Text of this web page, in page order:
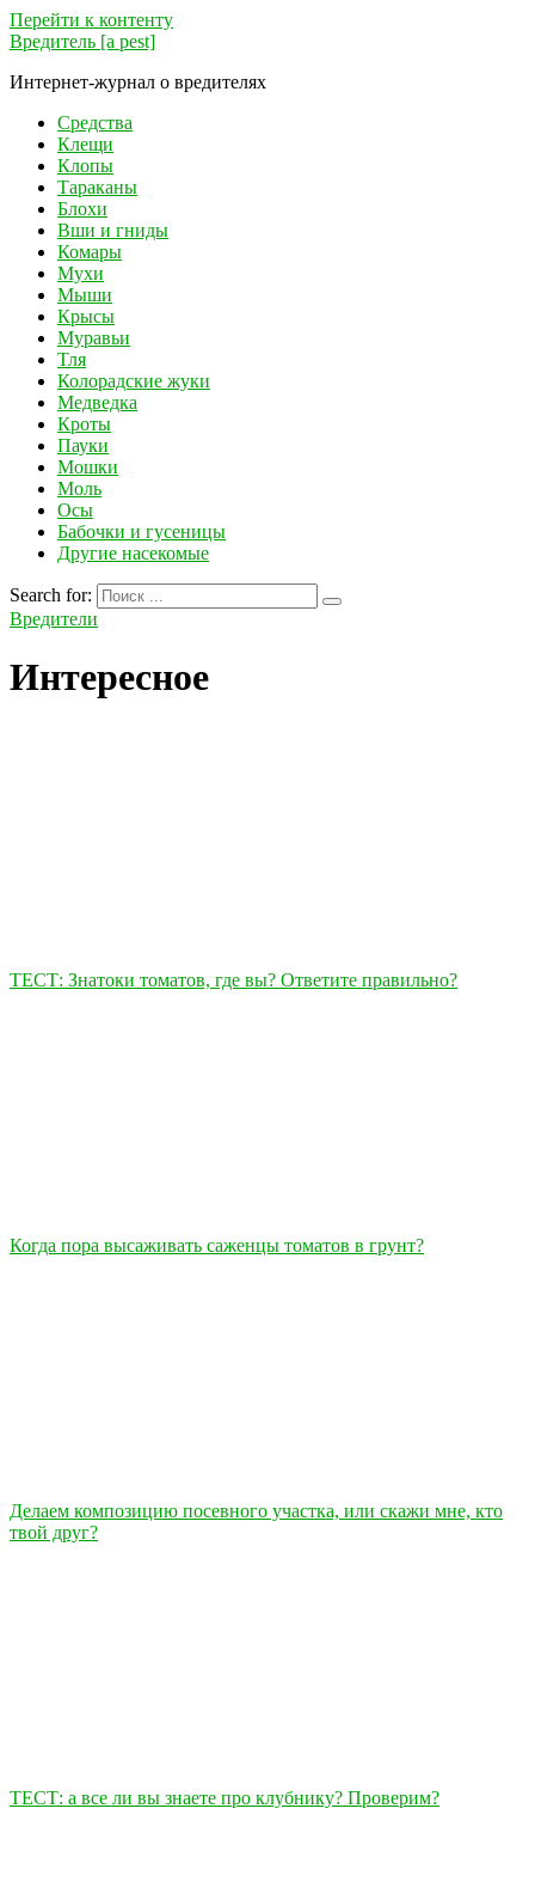
Перейти к контенту
Вредитель [a pest]
Интернет-журнал о вредителях
Средства
Клещи
Клопы
Тараканы
Блохи
Вши и гниды
Комары
Мухи
Мыши
Крысы
Муравьи
Тля
Колорадские жуки
Медведка
Кроты
Пауки
Мошки
Моль
Осы
Бабочки и гусеницы
Другие насекомые
Search for:
Вредители
Интересное
ТЕСТ: Знатоки томатов, где вы? Ответите правильно?
Когда пора высаживать саженцы томатов в грунт?
Делаем композицию посевного участка, или скажи мне, кто
твой друг?
ТЕСТ: а все ли вы знаете про клубнику? Проверим?